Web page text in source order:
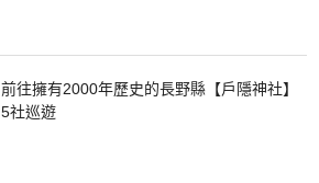
前往擁有2000年歷史的長野縣【戶隱神社】
5社巡遊